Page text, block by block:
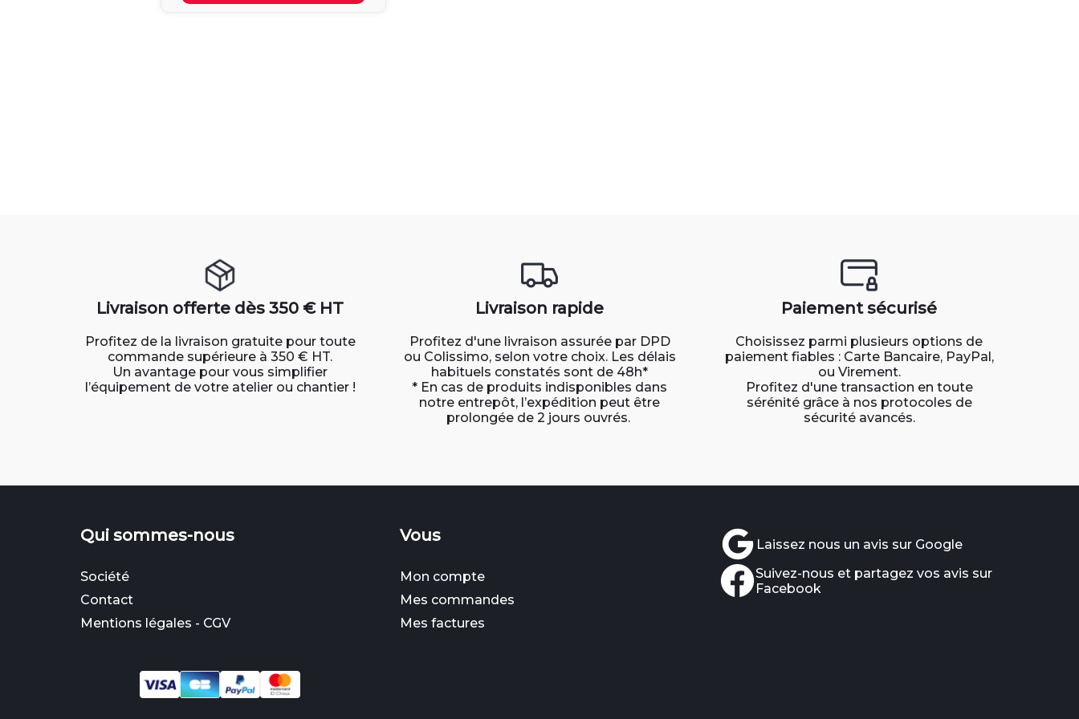
Livraison offerte dès 350 € HT
Profitez de la livraison gratuite pour toute
commande supérieure à 350 € HT.
Un avantage pour vous simplifier
l’équipement de votre atelier ou chantier !
Livraison rapide
Profitez d'une livraison assurée par DPD
ou Colissimo, selon votre choix. Les délais
habituels constatés sont de 48h*
* En cas de produits indisponibles dans
notre entrepôt, l’expédition peut être
prolongée de 2 jours ouvrés.
Paiement sécurisé
Choisissez parmi plusieurs options de
paiement fiables : Carte Bancaire, PayPal,
ou Virement.
Profitez d'une transaction en toute
sérénité grâce à nos protocoles de
sécurité avancés.
Qui sommes-nous
Société
Contact
Mentions légales - CGV
Vous
Mon compte
Mes commandes
Mes factures
Laissez nous un avis sur Google
Suivez-nous et partagez vos avis sur
Facebook